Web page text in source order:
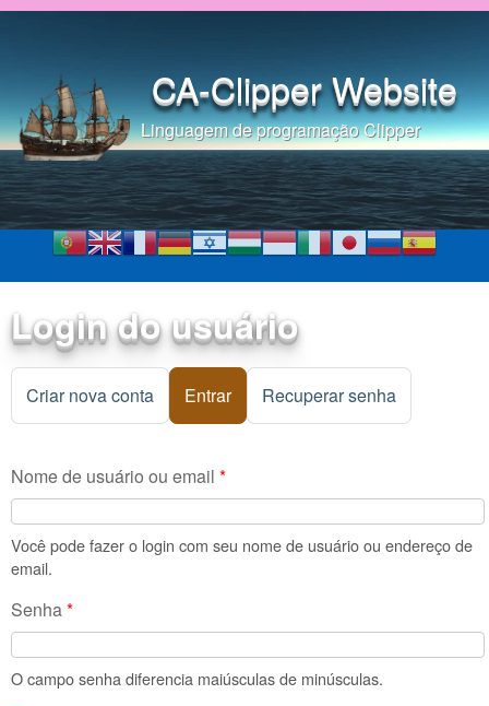
Pular para o conteúdo
CA-Clipper Website
Linguagem de programação Clipper
Login do usuário
Criar nova conta Entrar(aba ativa)
Recuperar senha
Nome de usuário ou email *
Você pode fazer o login com seu nome de usuário ou endereço de
email.
Senha*
O campo senha diferencia maiúsculas de minúsculas.